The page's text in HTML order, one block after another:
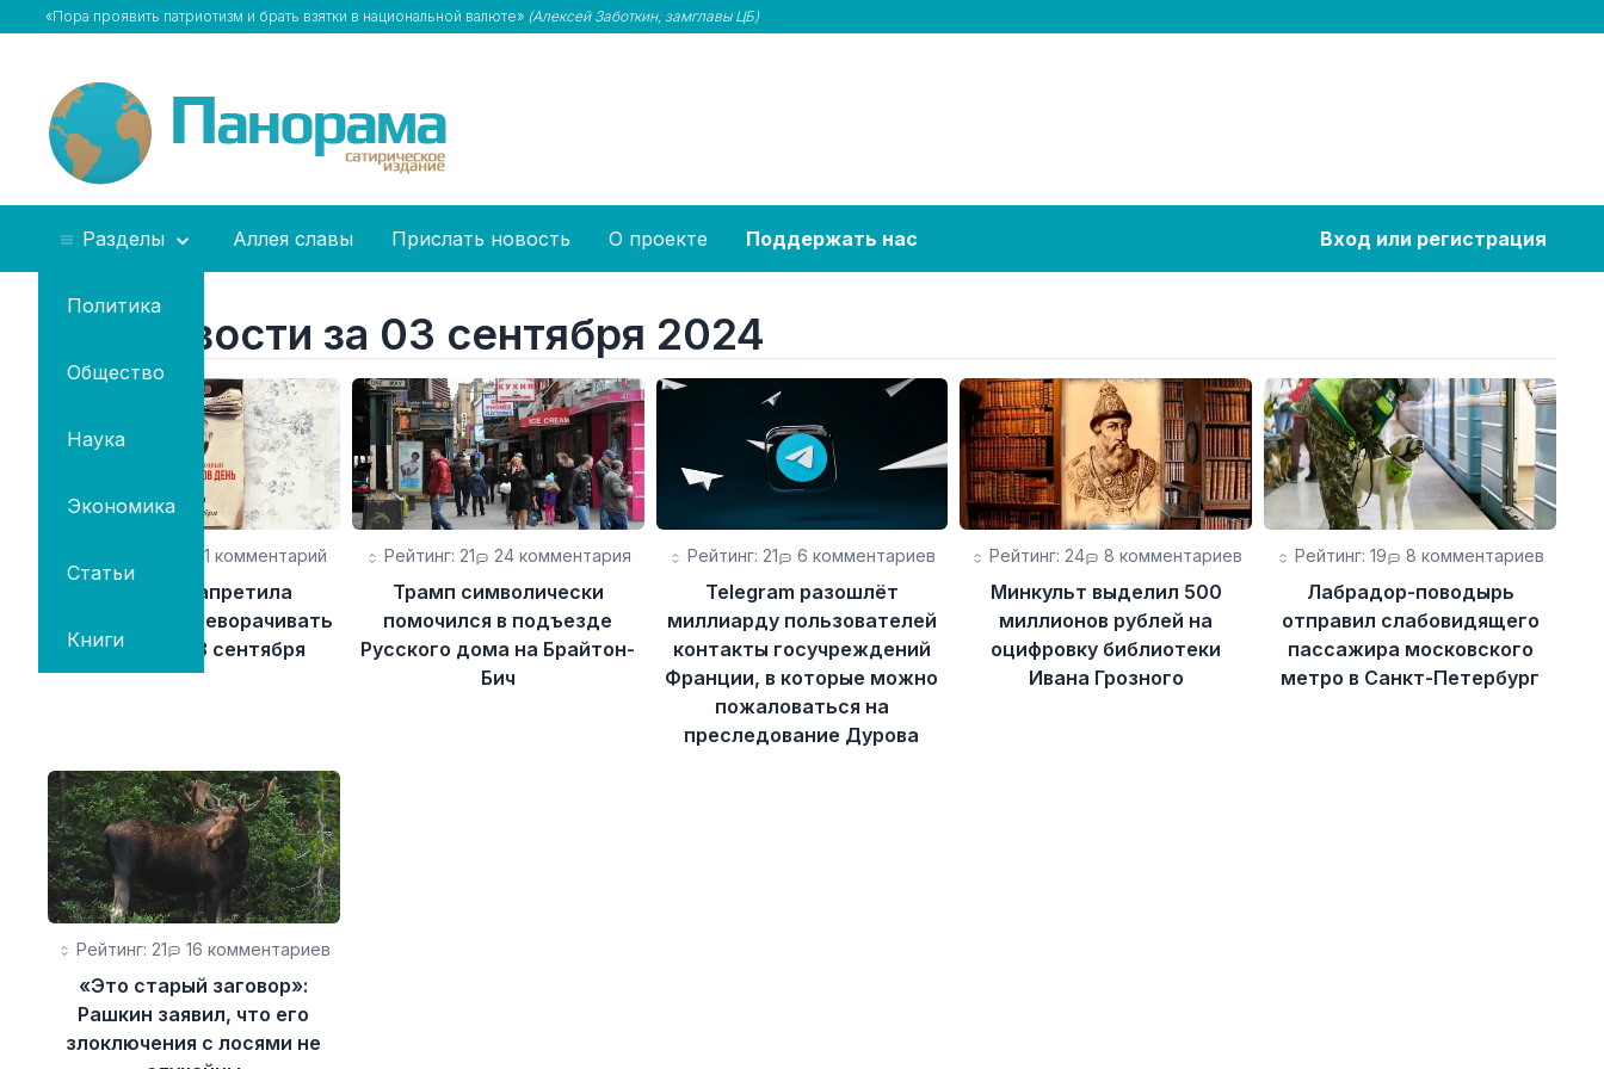
«Пора проявить патриотизм и брать взятки в национальной валюте» (Алексей Заботкин, замглавы ЦБ)
Разделы
Политика
Общество
Наука
Экономика
Статьи
Книги
Аллея славы Прислать новость О проекте Поддержать нас Вход или регистрация
Все новости за 03 сентября 2024
21 комментарий
Госдума запретила
россиянам переворачивать
календарь 3 сентября
Рейтинг: 21 24 комментария
Трамп символически
помочился в подъезде
Русского дома на Брайтон-
Бич
Рейтинг: 21 6 комментариев
Telegram разошлёт
миллиарду пользователей
контакты госучреждений
Франции, в которые можно
пожаловаться на
преследование Дурова
Рейтинг: 24 8 комментариев
Минкульт выделил 500
миллионов рублей на
оцифровку библиотеки
Ивана Грозного
Рейтинг: 19 8 комментариев
Лабрадор-поводырь
отправил слабовидящего
пассажира московского
метро в Санкт-Петербург
Рейтинг: 21 16 комментариев
«Это старый заговор»:
Рашкин заявил, что его
злоключения с лосями не